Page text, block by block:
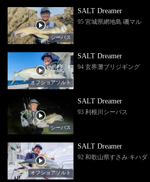
シーバス
SALT Dreamer
95 宮城県網地島 磯マル
オフショアソルト
SALT Dreamer
94 玄界灘ブリジギング
シーバス
SALT Dreamer
93 利根川シーバス
オフショアソルト
SALT Dreamer
92 和歌山県すさみ キハダ